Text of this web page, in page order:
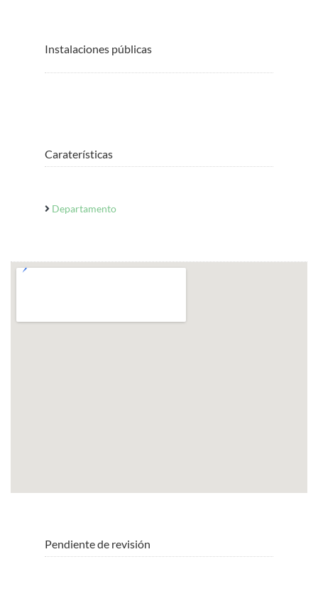
Instalaciones públicas
Caraterísticas
Departamento
Pendiente de revisión